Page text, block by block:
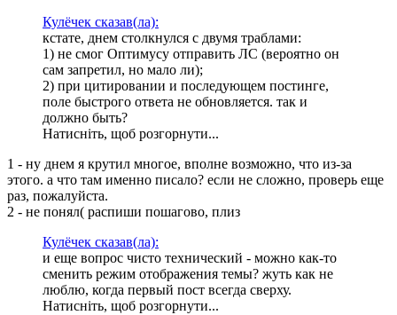
Кулёчек сказав(ла):
кстате, днем столкнулся с двумя траблами:
1) не смог Оптимусу отправить ЛС (вероятно он
сам запретил, но мало ли);
2) при цитировании и последующем постинге,
поле быстрого ответа не обновляется. так и
должно быть?
Натисніть, щоб розгорнути...
1 - ну днем я крутил многое, вполне возможно, что из-за
этого. а что там именно писало? если не сложно, проверь еще
раз, пожалуйста.
2 - не понял( распиши пошагово, плиз
Кулёчек сказав(ла):
и еще вопрос чисто технический - можно как-то
сменить режим отображения темы? жуть как не
люблю, когда первый пост всегда сверху.
Натисніть, щоб розгорнути...